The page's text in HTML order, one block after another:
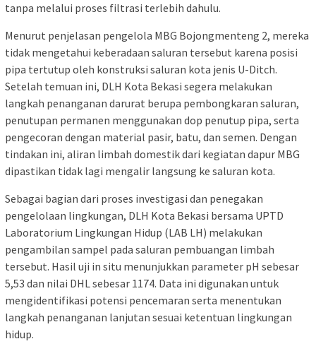
tanpa melalui proses filtrasi terlebih dahulu.
Menurut penjelasan pengelola MBG Bojongmenteng 2, mereka
tidak mengetahui keberadaan saluran tersebut karena posisi
pipa tertutup oleh konstruksi saluran kota jenis U-Ditch.
Setelah temuan ini, DLH Kota Bekasi segera melakukan
langkah penanganan darurat berupa pembongkaran saluran,
penutupan permanen menggunakan dop penutup pipa, serta
pengecoran dengan material pasir, batu, dan semen. Dengan
tindakan ini, aliran limbah domestik dari kegiatan dapur MBG
dipastikan tidak lagi mengalir langsung ke saluran kota.
Sebagai bagian dari proses investigasi dan penegakan
pengelolaan lingkungan, DLH Kota Bekasi bersama UPTD
Laboratorium Lingkungan Hidup (LAB LH) melakukan
pengambilan sampel pada saluran pembuangan limbah
tersebut. Hasil uji in situ menunjukkan parameter pH sebesar
5,53 dan nilai DHL sebesar 1174. Data ini digunakan untuk
mengidentifikasi potensi pencemaran serta menentukan
langkah penanganan lanjutan sesuai ketentuan lingkungan
hidup.